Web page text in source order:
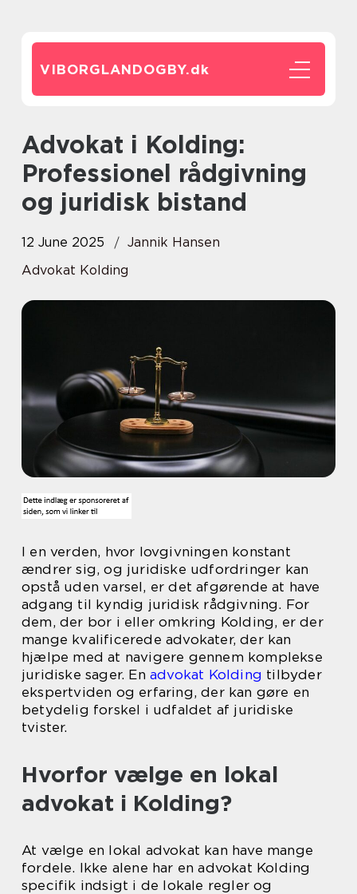
VIBORGLANDOGBY.dk
Advokat i Kolding:
Professionel rådgivning
og juridisk bistand
12 June 2025
Jannik Hansen
Advokat Kolding
I en verden, hvor lovgivningen konstant
ændrer sig, og juridiske udfordringer kan
opstå uden varsel, er det afgørende at have
adgang til kyndig juridisk rådgivning. For
dem, der bor i eller omkring Kolding, er der
mange kvalificerede advokater, der kan
hjælpe med at navigere gennem komplekse
juridiske sager. En advokat Kolding tilbyder
ekspertviden og erfaring, der kan gøre en
betydelig forskel i udfaldet af juridiske
tvister.
Hvorfor vælge en lokal
advokat i Kolding?
At vælge en lokal advokat kan have mange
fordele. Ikke alene har en advokat Kolding
specifik indsigt i de lokale regler og